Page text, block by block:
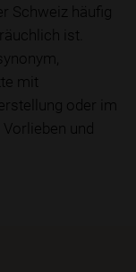
Schweiz häufig
ist.
mit
oder im
und